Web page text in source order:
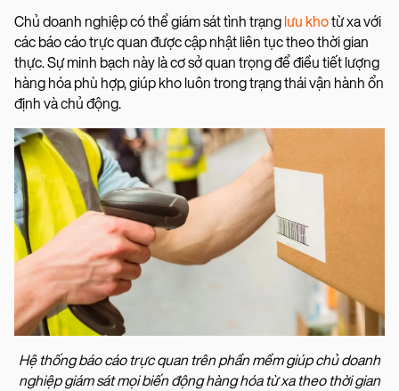
Chủ doanh nghiệp có thể giám sát tình trạng lưu khotừ xa với
các báo cáo trực quan được cập nhật liên tục theo thời gian
thực. Sự minh bạch này là cơ sở quan trọng để điều tiết lượng
hàng hóa phù hợp, giúp kho luôn trong trạng thái vận hành ổn
định và chủ động.
Hệ thống báo cáo trực quan trên phần mềm giúp chủ doanh
nghiệp giám sát mọi biến động hàng hóa từ xa theo thời gian